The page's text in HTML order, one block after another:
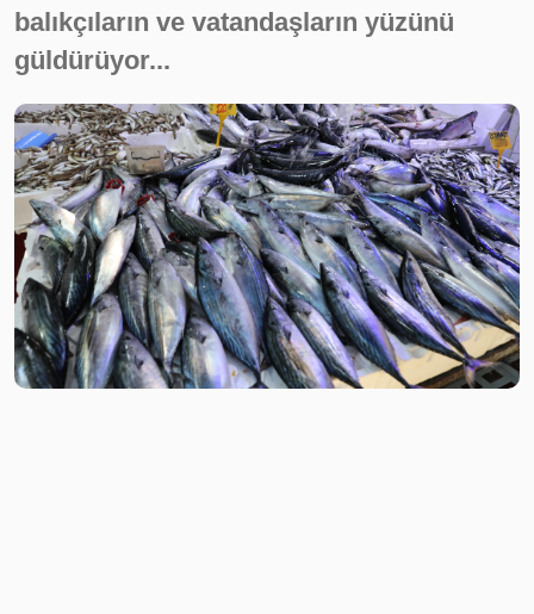
balıkçıların ve vatandaşların yüzünü
güldürüyor...